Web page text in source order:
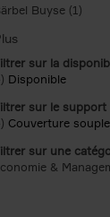
Buyse (1)
sur la
Remove
Disponible
sur le support
Remove
Couverture souple
sur une
&